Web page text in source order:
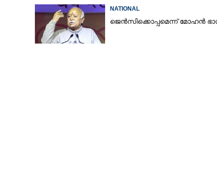
NATIONAL
ജെൻസിക്കൊപ്പമെന്ന് മോഹൻ
സമർപ്പിച്ചു